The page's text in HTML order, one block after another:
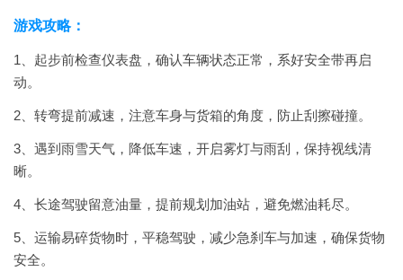
游戏攻略：
1、起步前检查仪表盘，确认车辆状态正常，系好安全带再启
动。
2、转弯提前减速，注意车身与货箱的角度，防止刮擦碰撞。
3、遇到雨雪天气，降低车速，开启雾灯与雨刮，保持视线清
晰。
4、长途驾驶留意油量，提前规划加油站，避免燃油耗尽。
5、运输易碎货物时，平稳驾驶，减少急刹车与加速，确保货物
安全。